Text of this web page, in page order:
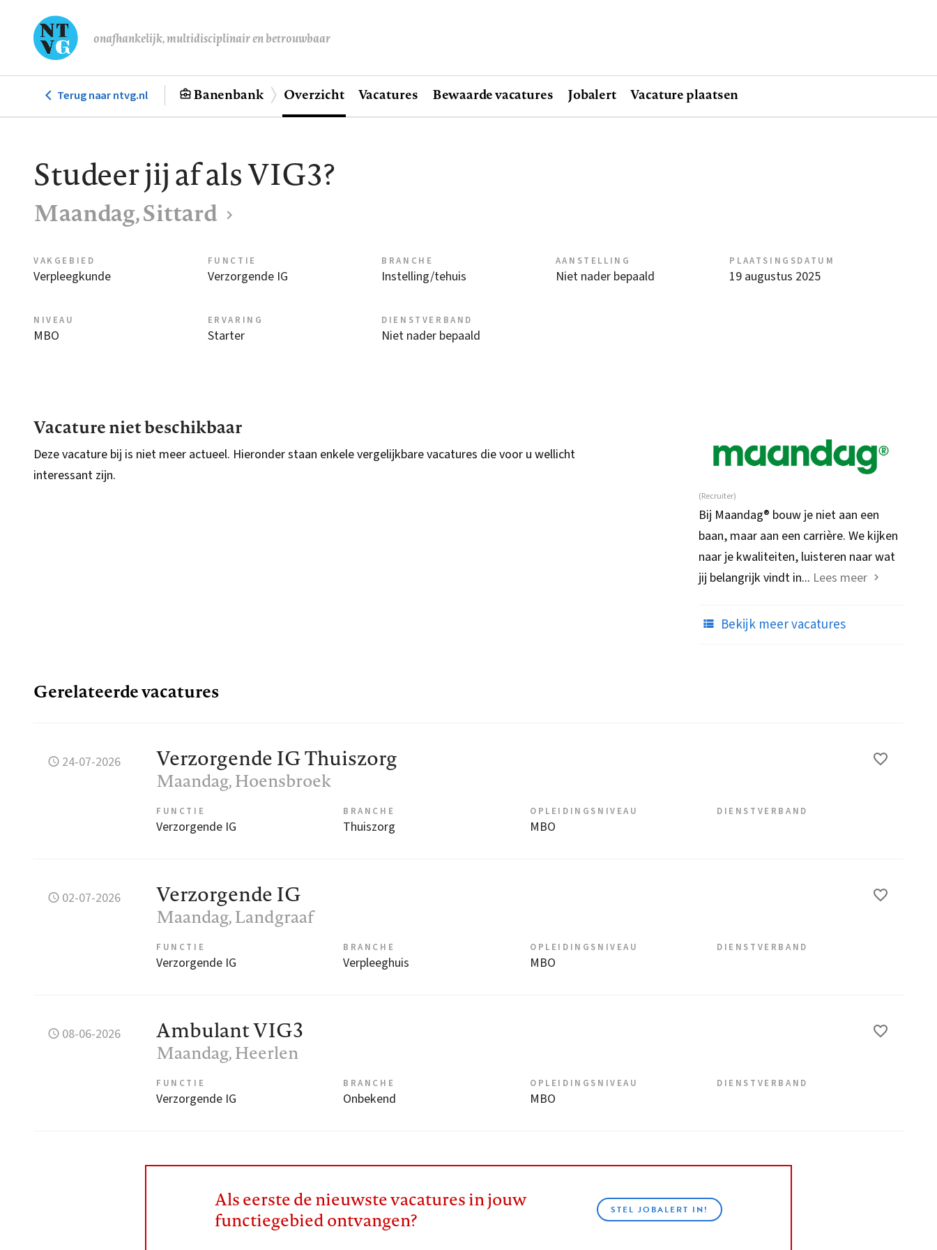
de
onafhankelijk, multidisciplinair en betrouwbaar
Hoofdnavigatie
Terug naar ntvg.nl Banenbank Overzicht Vacatures Bewaarde vacatures Jobalert Vacature plaatsen
Studeer jij af als VIG3?
Maandag, Sittard
VAKGEBIED
Verpleegkunde
FUNCTIE
Verzorgende IG
BRANCHE
Instelling/tehuis
AANSTELLING
Niet nader bepaald
PLAATSINGSDATUM
19 augustus 2025
NIVEAU
MBO
ERVARING
Starter
DIENSTVERBAND
Niet nader bepaald
Vacature niet beschikbaar
Deze vacature bij is niet meer actueel. Hieronder staan enkele vergelijkbare vacatures die voor u wellicht
interessant zijn.
(Recruiter)
Bij Maandag® bouw je niet aan een
baan, maar aan een carrière. We kijken
naar je kwaliteiten, luisteren naar wat
jij belangrijk vindt in... Lees meer
Bekijk meer vacatures
Gerelateerde vacatures
24-07-2026 Verzorgende IG Thuiszorg
Maandag, Hoensbroek
FUNCTIE
Verzorgende IG
BRANCHE
Thuiszorg
OPLEIDINGSNIVEAU
MBO
DIENSTVERBAND
02-07-2026 Verzorgende IG
Maandag, Landgraaf
FUNCTIE
Verzorgende IG
BRANCHE
Verpleeghuis
OPLEIDINGSNIVEAU
MBO
DIENSTVERBAND
08-06-2026 Ambulant VIG3
Maandag, Heerlen
FUNCTIE
Verzorgende IG
BRANCHE
Onbekend
OPLEIDINGSNIVEAU
MBO
DIENSTVERBAND
Als eerste de nieuwste vacatures in jouw
functiegebied ontvangen?
STEL JOBALERT IN!